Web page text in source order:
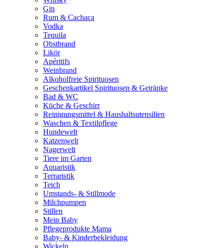
Gin
Rum & Cachaça
Vodka
Tequila
Obstbrand
Likör
Apéritifs
Weinbrand
Alkoholfreie Spirituosen
Geschenkartikel Spirituosen & Getränke
Bad & WC
Küche & Geschirr
Reinigungsmittel & Haushaltsutensilien
Waschen & Textilpflege
Hundewelt
Katzenwelt
Nagerwelt
Tiere im Garten
Aquaristik
Terraristik
Teich
Umstands- & Stillmode
Milchpumpen
Stillen
Mein Baby
Pflegeprodukte Mama
Baby- & Kinderbekleidung
Wickeln